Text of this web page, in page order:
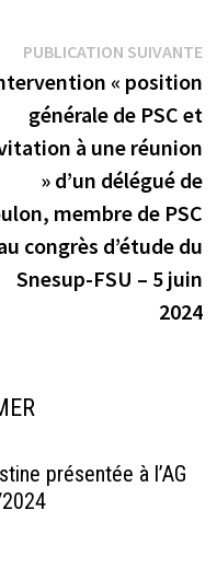
:
PUBLICATION SUIVANTE
« position
générale de PSC et
à une réunion
» d’un délégué de
membre de PSC
congrès d’étude du
Snesup-FSU – 5 juin
2024
présentée à l’AG